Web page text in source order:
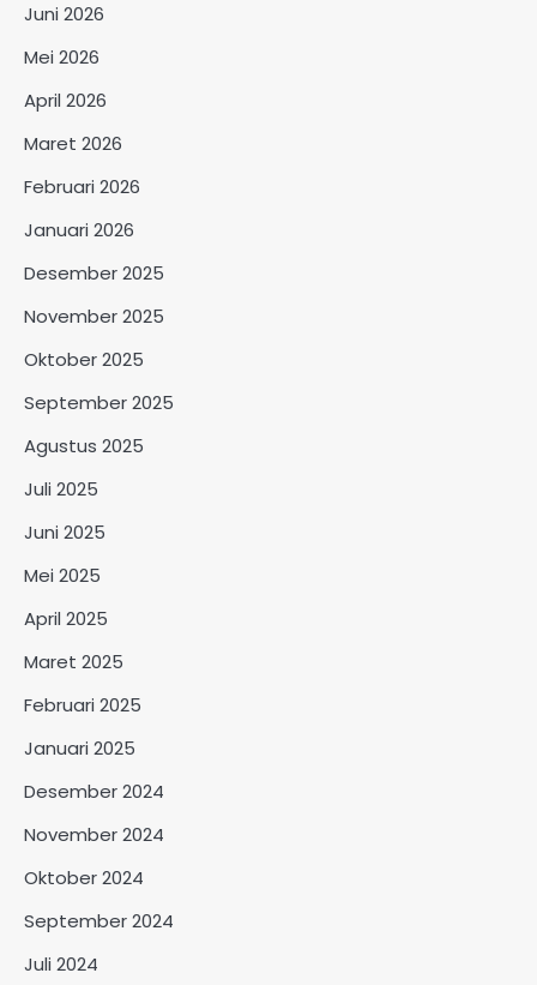
Juni 2026
Mei 2026
April 2026
Maret 2026
Februari 2026
Januari 2026
Desember 2025
November 2025
Oktober 2025
September 2025
Agustus 2025
Juli 2025
Juni 2025
Mei 2025
April 2025
Maret 2025
Februari 2025
Januari 2025
Desember 2024
November 2024
Oktober 2024
September 2024
Juli 2024